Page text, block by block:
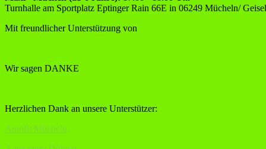
Turnhalle am Sportplatz Eptinger Rain 66E in 06249 Mücheln/
Mit freundlicher Unterstützung von
Wir sagen DANKE
Herzlichen Dank an unsere Unterstützer:
Autofit Mücheln,